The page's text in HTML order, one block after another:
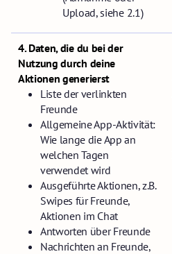
Upload, siehe 2.1)
4. Daten, die du bei der
Nutzung durch deine
Aktionen generierst
Liste der verlinkten
Freunde
Allgemeine App-Aktivität:
Wie lange die App an
welchen Tagen
verwendet wird
Ausgeführte Aktionen, z.B.
Swipes für Freunde,
Aktionen im Chat
Antworten über Freunde
Nachrichten an Freunde,